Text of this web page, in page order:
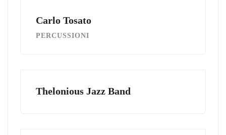
Carlo Tosato
PERCUSSIONI
Thelonious Jazz Band